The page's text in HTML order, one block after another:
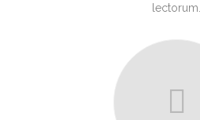
lectorum.